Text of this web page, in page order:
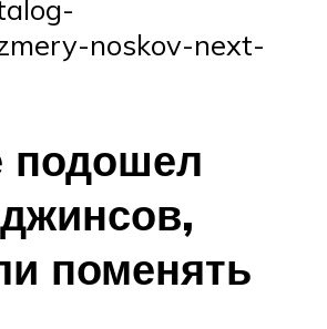
noskov-next-
подошел
поменять